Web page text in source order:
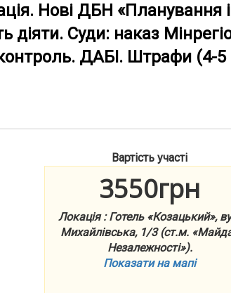
Нові ДБН «Планування і
діяти. Суди: наказ
ДАБІ. Штрафи (4-5
Вартість участі
3550грн
Локація : Готель «Козацький»,
Михайлівська, 1/3 (ст.м.
Незалежності»).
Показати на мапі